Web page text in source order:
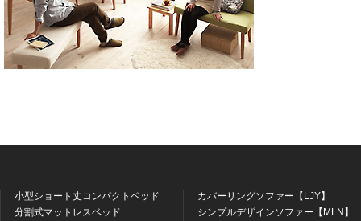
小型ショート丈コンパクトベッド
分割式マットレスベッド
カバーリングソファー【LJY】
シンプルデザインソファー【MLN】